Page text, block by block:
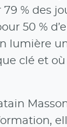
% des
50 %
lumière
clé et